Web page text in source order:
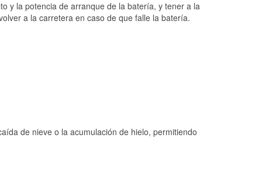
y la potencia de arranque de la batería, y tener a la
a la carretera en caso de que falle la batería.
de nieve o la acumulación de hielo, permitiendo